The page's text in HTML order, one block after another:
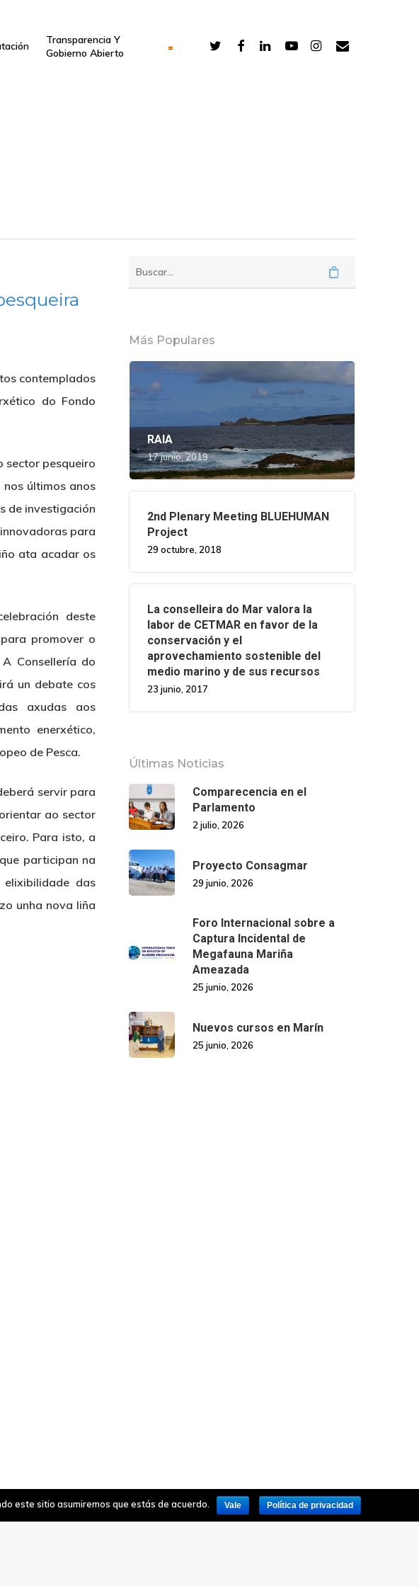
Transparencia Y
Gobierno Abierto
contemplados
do Fondo
sector pesqueiro
últimos anos
de investigación
para
ata acadar os
deste
promover o
Consellería do
un debate cos
axudas aos
enerxético,
de Pesca.
servir para
ao sector
Para isto, a
participan na
das
unha nova liña
Más Populares
RAIA
17 junio, 2019
2nd Plenary Meeting BLUEHUMAN
Project
29 octubre, 2018
La conselleira do Mar valora la
labor de CETMAR en favor de la
conservación y el
aprovechamiento sostenible del
medio marino y de sus recursos
23 junio, 2017
Últimas Noticias
Comparecencia en el
Parlamento
2 julio, 2026
Proyecto Consagmar
29 junio, 2026
Foro Internacional sobre a
Captura Incidental de
Megafauna Mariña
Ameazada
25 junio, 2026
Nuevos cursos en Marín
25 junio, 2026
este sitio asumiremos que estás de acuerdo. Vale Política de privacidad